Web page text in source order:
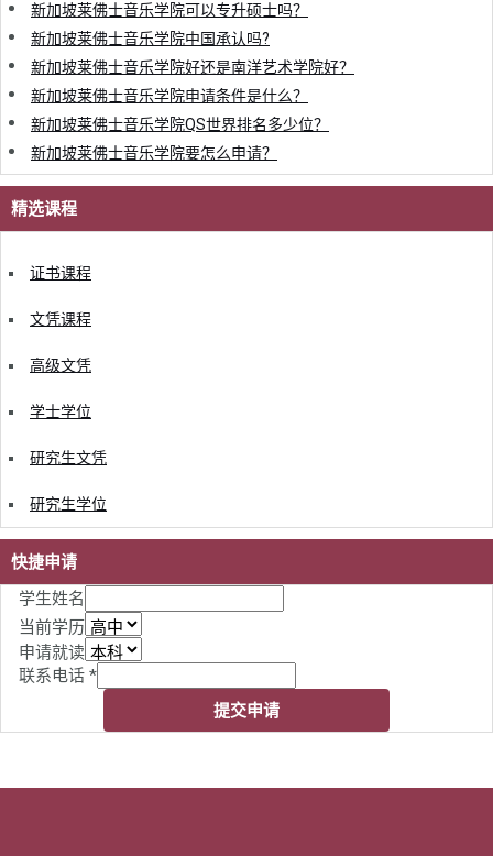
新加坡莱佛士音乐学院可以专升硕士吗？
新加坡莱佛士音乐学院中国承认吗?
新加坡莱佛士音乐学院好还是南洋艺术学院好？
新加坡莱佛士音乐学院申请条件是什么？
新加坡莱佛士音乐学院QS世界排名多少位？
新加坡莱佛士音乐学院要怎么申请？
精选课程
证书课程
文凭课程
高级文凭
学士学位
研究生文凭
研究生学位
快捷申请
学生姓名
当前学历
申请就读
联系电话 *
提交申请